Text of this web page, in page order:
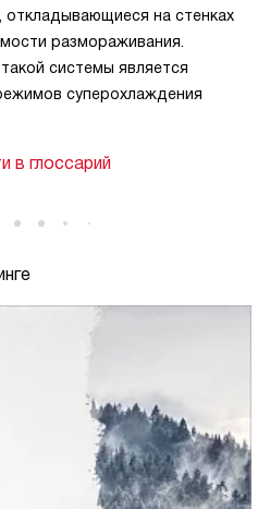
откладывающиеся на стенках
размораживания.
системы является
суперохлаждения
в глоссарий